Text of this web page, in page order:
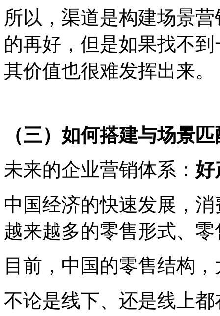
所以，渠道是构建场景
的再好，但是如果找不
其价值也很难发挥出来。
（三）如何搭建与场景
未来的企业营销体系： 好
中国经济的快速发展，
越来越多的零售形式、
目前，中国的零售结构
不论是线下、还是线上